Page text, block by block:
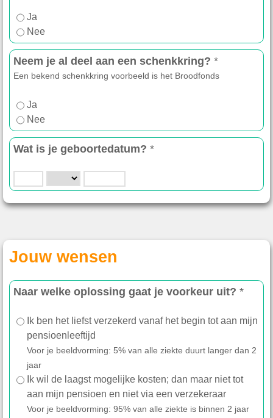
Ja
Nee
Neem je al deel aan een schenkkring? *
Een bekend schenkkring voorbeeld is het Broodfonds
Ja
Nee
Wat is je geboortedatum? *
Jouw wensen
Naar welke oplossing gaat je voorkeur uit? *
Ik ben het liefst verzekerd vanaf het begin tot aan mijn
pensioenleeftijd
Voor je beeldvorming: 5% van alle ziekte duurt langer dan 2
jaar
Ik wil de laagst mogelijke kosten; dan maar niet tot
aan mijn pensioen en niet via een verzekeraar
Voor je beeldvorming: 95% van alle ziekte is binnen 2 jaar